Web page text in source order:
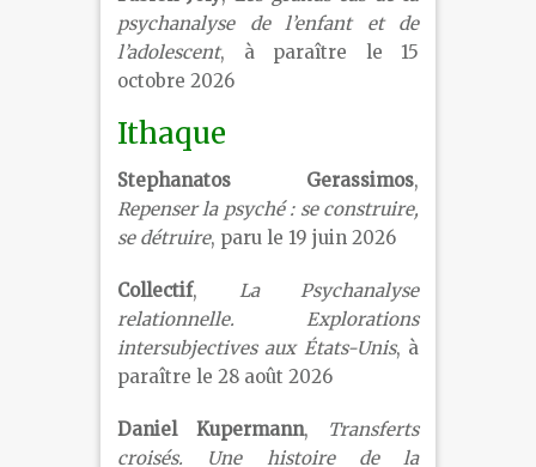
psychanalyse de l’enfant et de
l’adolescent, à paraître le 15
octobre 2026
Ithaque
Stephanatos Gerassimos,
Repenser la psyché : se construire,
se détruire, paru le 19 juin 2026
Collectif,
La Psychanalyse
relationnelle. Explorations
intersubjectives aux États-Unis, à
paraître le 28 août 2026
Daniel Kupermann,
Transferts
croisés. Une histoire de la